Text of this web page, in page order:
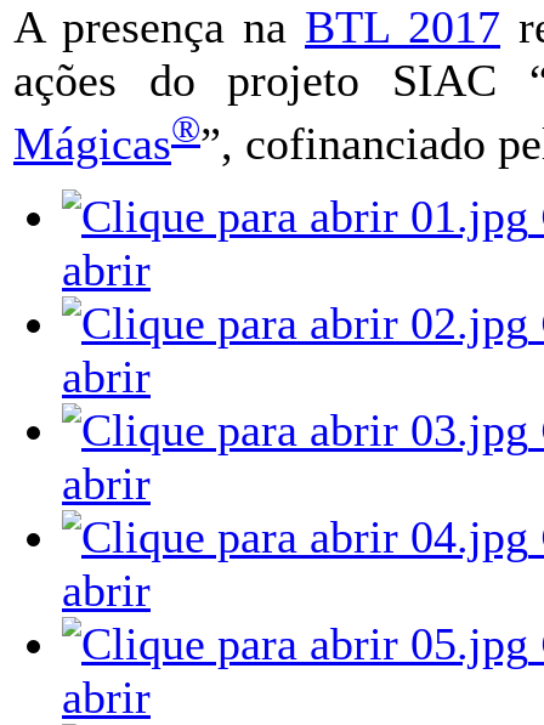
A presença na BTL 2017
ações do projeto SIAC
Mágicas®”, cofinanciado
abrir
abrir
abrir
abrir
abrir